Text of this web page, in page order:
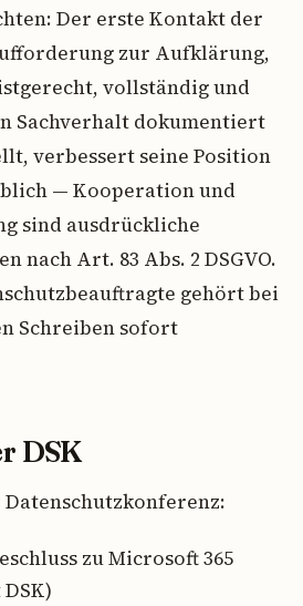
Der erste Kontakt der
zur Aufklärung,
vollständig und
Sachverhalt dokumentiert
verbessert seine Position
— Kooperation und
sind ausdrückliche
nach Art. 83 Abs. 2 DSGVO.
gehört bei
Schreiben sofort
DSK
zu Microsoft 365